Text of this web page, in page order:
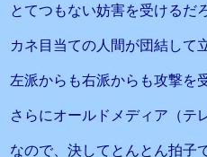
とてつもない妨害を受けるだ
カネ目当ての人間が団結して
左派からも右派からも攻撃を
さらにオールドメディア（テ
なので、決してとんとん拍子